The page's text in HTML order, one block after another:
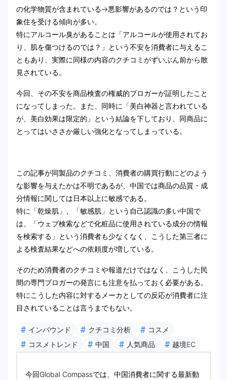
の化学物質が含まれている→悪影響があるのでは？という印
象住を受ける傾向が多い。
特にアルコール臭があることは「アルコールが使用されてお
り、肌を傷つけるのでは？」という不安を消費者に与えるこ
ともあり、実際に同様の内容のクチコミがずいぶん前から散
見されている。
今回、その不安を商品検査の権威的ブロガーが証明したこと
になってしまった。また、同時に「美白神器と言われている
が、美白効果は限定的」という結論を下しており、同商品に
とってはいささか厳しい強化となってしまっている。
この記事が同製品のクチコミ、消費者の購買行動にどのよう
な影響を与えたかは不明であるが、中国では商品の品質・成
分情報に関しては日本以上に敏感である。
特に「乾燥肌」、「敏感肌」という自己認識の多い中国で
は、「ウェブ検索などで化粧品に使用されている成分の情報
を検索する」という消費者も少なくなく、こうした第三者に
よる検査結果などへの依頼度が増している。
そのため消費者のクチコミや報道だけではなく、こうした民
間の専門ブロガーの発言にも注意を払っておく必要がある。
特にこうした内容に対するメーカとしての反応が消費者に注
目されていることは言うまでもない。
# インバウンド # クチコミ分析 # コスメ
# コスメトレンド # 中国 # 人気商品 # 越境EC
今回Global Compassでは、中国消費者に関する最新動